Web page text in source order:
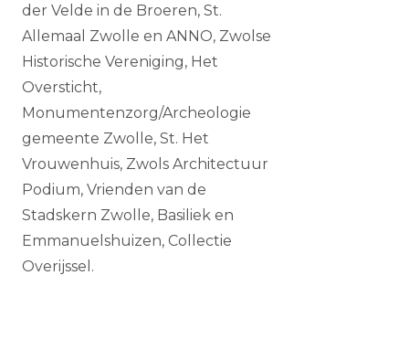
der Velde in de Broeren, St.
Allemaal Zwolle en ANNO, Zwolse
Historische Vereniging, Het
Oversticht,
Monumentenzorg/Archeologie
gemeente Zwolle, St. Het
Vrouwenhuis, Zwols Architectuur
Podium, Vrienden van de
Stadskern Zwolle, Basiliek en
Emmanuelshuizen, Collectie
Overijssel.